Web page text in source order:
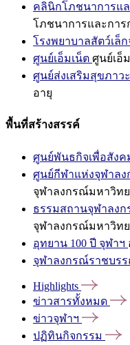
คลินิกโภชนาการแ
โภชนาการและกา
โรงพยาบาลสัตว์เล็
ศูนย์เอ็มเน็ต ศูนย์เอ็
ศูนย์ส่งเสริมสุขภาว
อายุ
พื้นที่สร้างสรรค์
ศูนย์พันธกิจเพื่อสังค
ศูนย์กีฬาแห่งจุฬาล
จุฬาลงกรณ์มหาวิท
ธรรมสถานจุฬาลง
จุฬาลงกรณ์มหาวิท
อุทยาน 100 ปี จุฬาฯ
จุฬาลงกรณ์ราชบร
Highlights
ข่าวสารทั้งหมด
ข่าวจุฬาฯ
ปฏิทินกิจกรรม